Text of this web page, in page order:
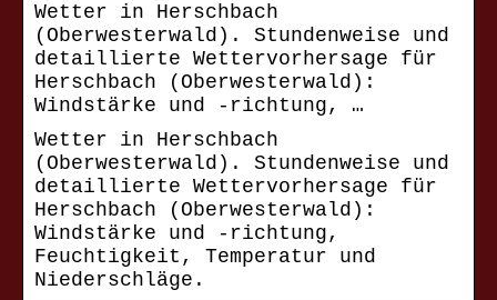
Wetter in Herschbach
(Oberwesterwald). Stundenweise und
detaillierte Wettervorhersage für
Herschbach (Oberwesterwald):
Windstärke und -richtung, …
Wetter in Herschbach
(Oberwesterwald). Stundenweise und
detaillierte Wettervorhersage für
Herschbach (Oberwesterwald):
Windstärke und -richtung,
Feuchtigkeit, Temperatur und
Niederschläge.